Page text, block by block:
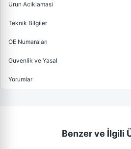
Urun Aciklamasi
Teknik Bilgiler
OE Numaraları
Guvenlik ve Yasal
Yorumlar
Benzer ve İlgili